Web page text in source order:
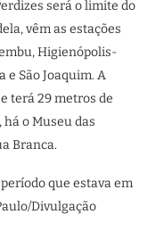
será o limite do
vêm as estações
Higienópolis-
e São Joaquim. A
terá 29 metros de
o Museu das
Branca.
que estava em
Divulgação